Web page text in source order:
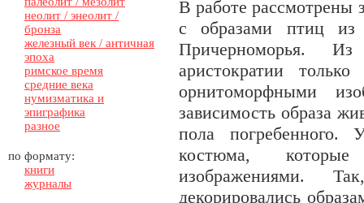
неолит / энеолит /
бронза
железный век / античная
эпоха
римское время
средние века
нумизматика и
эпиграфика
разное
по формату:
книги
журналы
В работе рассмотрены
с образами птиц из
Причерноморья.
аристократии
орнитоморфными
зависимость образа
пола погребенного.
костюма,
изображениями.
декорировались